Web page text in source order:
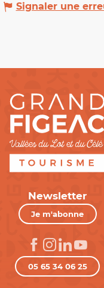
Signaler une
Newsletter
Je m'abonne
05 65 34 06 25